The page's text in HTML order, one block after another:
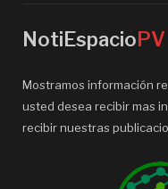
NotiEspacio PV
Mostramos información
usted desea recibir mas
recibir nuestras